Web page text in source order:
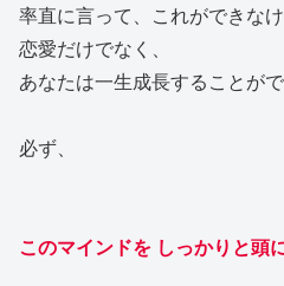
率直に言って、これができなけ
恋愛だけでなく、
あなたは一生成長することがで
必ず、
このマインドを しっかりと頭